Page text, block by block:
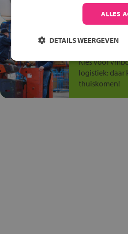
anders is!
Transport
Kies voor
logistiek: daar
thuiskomen!
ALLES
DETAILS WEERGEVEN